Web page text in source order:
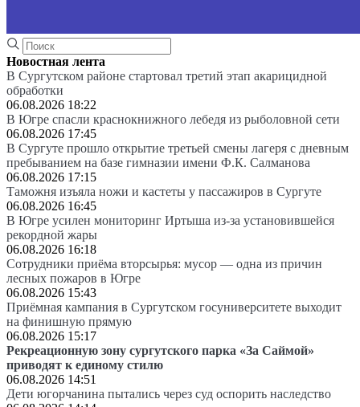
Новостная лента
В Сургутском районе стартовал третий этап акарицидной
обработки
06.08.2026 18:22
В Югре спасли краснокнижного лебедя из рыболовной сети
06.08.2026 17:45
В Сургуте прошло открытие третьей смены лагеря с дневным
пребыванием на базе гимназии имени Ф.К. Салманова
06.08.2026 17:15
Таможня изъяла ножи и кастеты у пассажиров в Сургуте
06.08.2026 16:45
В Югре усилен мониторинг Иртыша из-за установившейся
рекордной жары
06.08.2026 16:18
Сотрудники приёма вторсырья: мусор — одна из причин
лесных пожаров в Югре
06.08.2026 15:43
Приёмная кампания в Сургутском госуниверситете выходит
на финишную прямую
06.08.2026 15:17
Рекреационную зону сургутского парка «За Саймой»
приводят к единому стилю
06.08.2026 14:51
Дети югорчанина пытались через суд оспорить наследство